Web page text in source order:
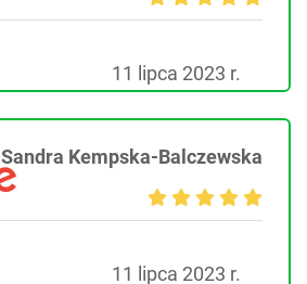
11 lipca 2023 r.
Sandra Kempska-Balczewska
11 lipca 2023 r.